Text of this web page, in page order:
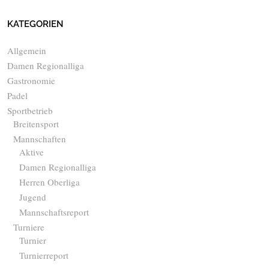
KATEGORIEN
Allgemein
Damen Regionalliga
Gastronomie
Padel
Sportbetrieb
Breitensport
Mannschaften
Aktive
Damen Regionalliga
Herren Oberliga
Jugend
Mannschaftsreport
Turniere
Turnier
Turnierreport